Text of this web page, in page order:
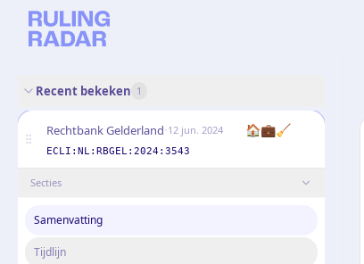
Recent bekeken 1
Rechtbank Gelderland·12 jun. 2024 🏠💼🧹
ECLI:NL:RBGEL:2024:3543
Secties
Samenvatting
Tijdlijn